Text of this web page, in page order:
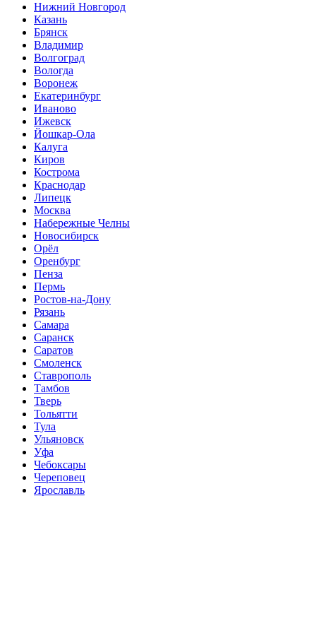
Нижний Нoвгород
Казань
Брянск
Владимир
Волгоград
Вологда
Воронеж
Екатеринбург
Иваново
Ижевск
Йошкар-Ола
Калуга
Киров
Кострома
Краснодар
Липецк
Москва
Набережные Челны
Новосибирск
Орёл
Оренбург
Пенза
Пермь
Ростов-на-Дону
Рязань
Самара
Саранск
Саратов
Смоленск
Ставрополь
Тамбов
Тверь
Тольятти
Тула
Ульяновск
Уфа
Чебоксары
Череповец
Ярославль